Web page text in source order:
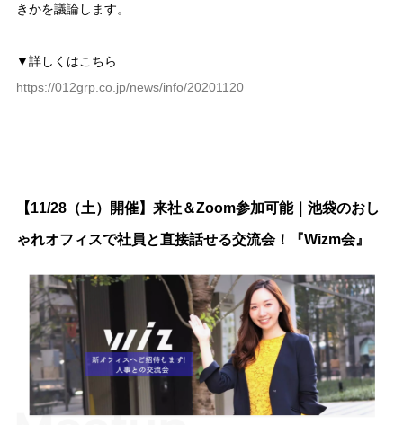
きかを議論します。
▼詳しくはこちら
https://012grp.co.jp/news/info/20201120
【11/28（土）開催】来社＆Zoom参加可能｜池袋のおし
ゃれオフィスで社員と直接話せる交流会！『Wizm会』